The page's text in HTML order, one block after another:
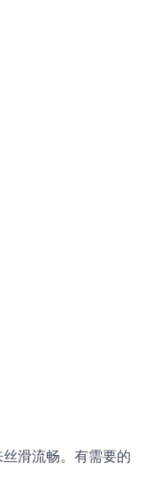
滑流畅。有需要的